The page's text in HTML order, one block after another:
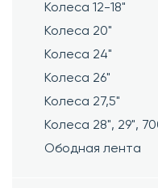
Колеса 12-18"
Колеса 20"
Колеса 24"
Колеса 26"
Колеса 27,5"
Колеса 28", 29",
Ободная лента